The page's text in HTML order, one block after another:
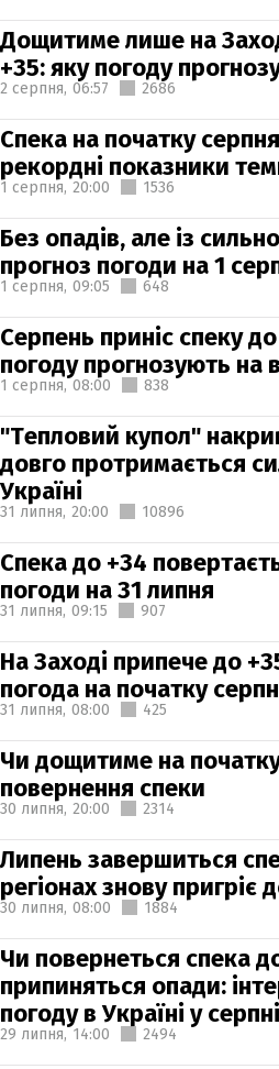
Дощитиме лише на
+35: яку погоду
2 серпня, 06:57 2686
Спека на початку
рекордні показники
1 серпня, 20:00 1536
Без опадів, але із
прогноз погоди на 1
1 серпня, 09:05 648
Серпень приніс спеку
погоду прогнозують на
1 серпня, 08:00 838
"Тепловий купол"
довго протримається
Україні
31 липня, 20:00 10896
Спека до +34
погоди на 31 липня
31 липня, 09:15 907
На Заході припече до
погода на початку
31 липня, 08:00 425
Чи дощитиме на
повернення спеки
30 липня, 20:00 2314
Липень завершиться
регіонах знову пригріє
30 липня, 08:00 1884
Чи повернеться спека
припиняться опади:
погоду в Україні у серпні
29 липня, 14:00 2494